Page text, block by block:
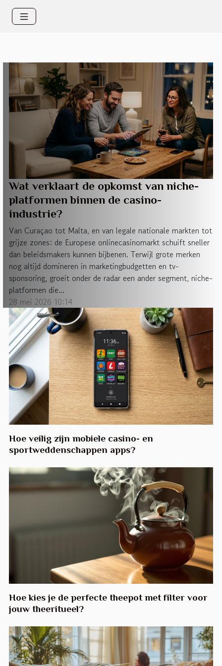
Wat verklaart de opkomst van niche-
platformen binnen de casino-
industrie?
Van Curaçao tot Malta, en van legale nationale markten tot
grijze zones: de Europese onlinecasinomarkt schuift sneller
dan beleidsmakers kunnen bijbenen. Terwijl grote merken
nog altijd domineren in marketingbudgetten en tv-
sponsoring, groeit onder de radar een ander segment, niche-
platformen die...
28 mei 2026 10:14
Hoe veilig zijn mobiele casino- en
sportweddenschappen apps?
Hoe kies je de perfecte theepot met filter voor
jouw theeritueel?